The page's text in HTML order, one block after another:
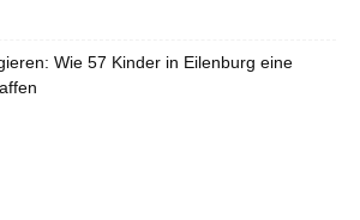
Wie 57 Kinder in Eilenburg eine